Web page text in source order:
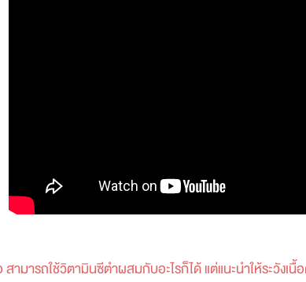
สามารถใช้วิตามินซีตำผสมกับอะไรก็ได้ แต่แนะนำให้ระวัง